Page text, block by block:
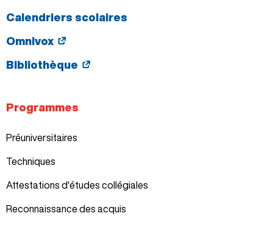
Calendriers scolaires
Omnivox
Bibliothèque
Programmes
Préuniversitaires
Techniques
Attestations d'études collégiales
Reconnaissance des acquis